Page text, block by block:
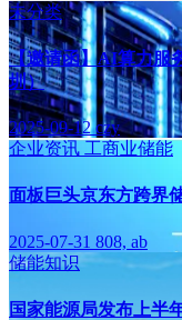
未分类
【邀请函】AI算力服
圳）
2025-09-12czy
企业资讯 工商业储能
面板巨头京东方跨界
2025-07-31 808, ab
储能知识
国家能源局发布上半